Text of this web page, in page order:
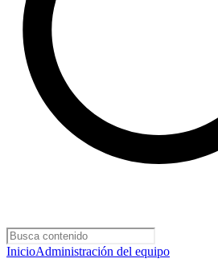
InicioAdministración del equipo